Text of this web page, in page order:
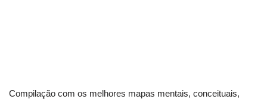
Compilação com os melhores mapas mentais, conceituais,